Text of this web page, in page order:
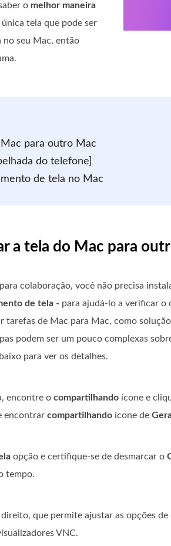
o melhor maneira
tela que pode ser
no seu Mac, então
para outro Mac
do telefone]
de tela no Mac
a tela do Mac para
colaboração, você não precisa
de tela - para ajudá-lo a verificar o
tarefas de Mac para Mac, como
podem ser um pouco complexas
para ver os detalhes.
encontre o compartilhando ícone e
encontrar compartilhando ícone de
opção e certifique-se de desmarcar o
tempo.
que permite ajustar as opções
VNC.